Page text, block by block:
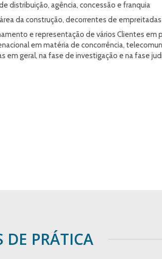
distribuição, agência, concessão e franquia
da construção, decorrentes de
e representação de vários Clientes em
em matéria de concorrência,
em geral, na fase de investigação e na fase
DE PRÁTICA